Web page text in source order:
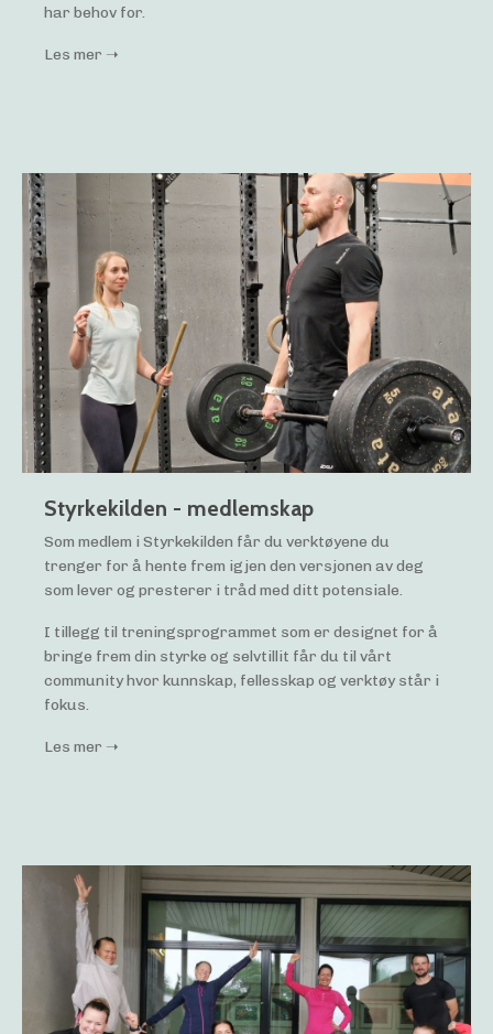
har behov for.
Les mer ➝
Styrkekilden - medlemskap
Som medlem i Styrkekilden får du verktøyene du
trenger for å hente frem igjen den versjonen av deg
som lever og presterer i tråd med ditt potensiale.
I tillegg til treningsprogrammet som er designet for å
bringe frem din styrke og selvtillit får du til vårt
community hvor kunnskap, fellesskap og verktøy står i
fokus.
Les mer ➝